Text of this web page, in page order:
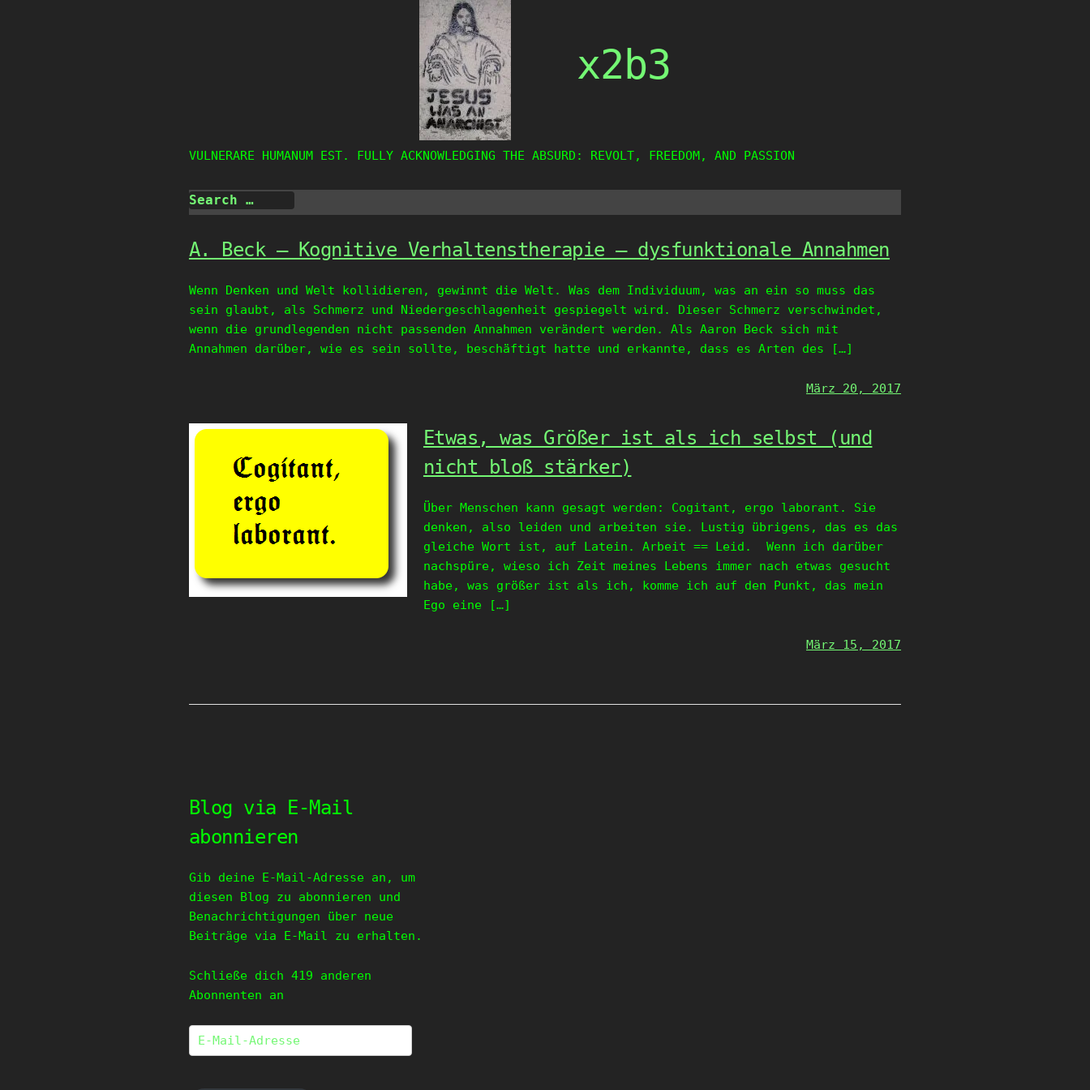
x2b3
VULNERARE HUMANUM EST. FULLY ACKNOWLEDGING THE ABSURD: REVOLT, FREEDOM, AND PASSION
A. Beck – Kognitive Verhaltenstherapie – dysfunktionale Annahmen
Wenn Denken und Welt kollidieren, gewinnt die Welt. Was dem Individuum, was an ein so muss das
sein glaubt, als Schmerz und Niedergeschlagenheit gespiegelt wird. Dieser Schmerz verschwindet,
wenn die grundlegenden nicht passenden Annahmen verändert werden. Als Aaron Beck sich mit
Annahmen darüber, wie es sein sollte, beschäftigt hatte und erkannte, dass es Arten des […]
März 20, 2017
Etwas, was Größer ist als ich selbst (und
nicht bloß stärker)
Über Menschen kann gesagt werden: Cogitant, ergo laborant. Sie
denken, also leiden und arbeiten sie. Lustig übrigens, das es das
gleiche Wort ist, auf Latein. Arbeit == Leid. Wenn ich darüber
nachspüre, wieso ich Zeit meines Lebens immer nach etwas gesucht
habe, was größer ist als ich, komme ich auf den Punkt, das mein
Ego eine […]
März 15, 2017
Blog via E-Mail
abonnieren
Gib deine E-Mail-Adresse an, um
diesen Blog zu abonnieren und
Benachrichtigungen über neue
Beiträge via E-Mail zu erhalten.
Schließe dich 419 anderen
Abonnenten an
E-
Mail-